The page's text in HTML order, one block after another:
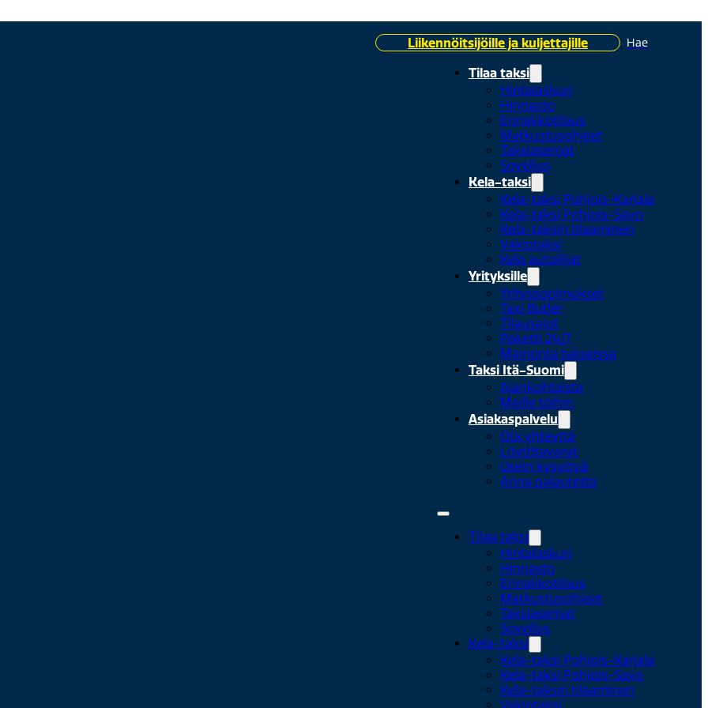
Liikennöitsijöille ja kuljettajille Hae
Tilaa taksi
Hintalaskuri
Hinnasto
Ennakkotilaus
Matkustusohjeet
Taksiasemat
Sovellus
Kela-taksi
Kela-taksi Pohjois-Karjala
Kela-taksi Pohjois-Savo
Kela-taksin tilaaminen
Vakiotaksi
Kela autoilijat
Yrityksille
Yrityssopimukset
Taxi Butler
Tilausajot
Paketti 24/7
Mainonta takseissa
Taksi Itä-Suomi
Ajankohtaista
Meille töihin
Asiakaspalvelu
Ota yhteyttä
Löytötavarat
Usein kysyttyä
Anna palautetta
Tilaa taksi
Hintalaskuri
Hinnasto
Ennakkotilaus
Matkustusohjeet
Taksiasemat
Sovellus
Kela-taksi
Kela-taksi Pohjois-Karjala
Kela-taksi Pohjois-Savo
Kela-taksin tilaaminen